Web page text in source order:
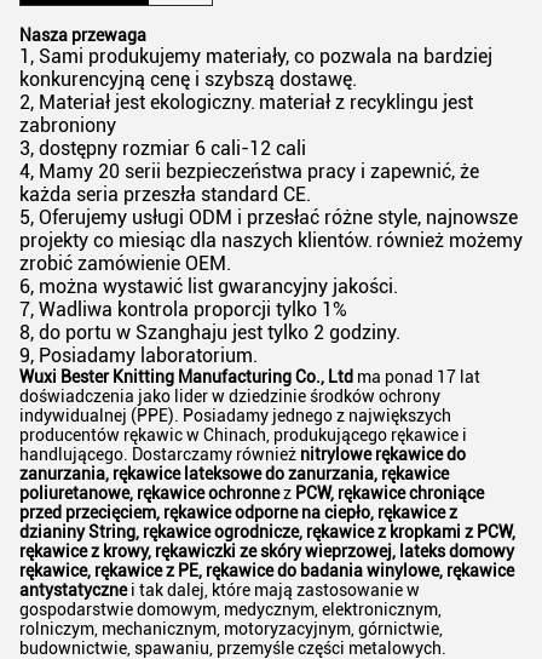
Nasza przewaga
1, Sami produkujemy materiały, co pozwala na bardziej
konkurencyjną cenę i szybszą dostawę.
2, Materiał jest ekologiczny. materiał z recyklingu jest
zabroniony
3, dostępny rozmiar 6 cali-12 cali
4, Mamy 20 serii bezpieczeństwa pracy i zapewnić, że
każda seria przeszła standard CE.
5, Oferujemy usługi ODM i przesłać różne style, najnowsze
projekty co miesiąc dla naszych klientów. również możemy
zrobić zamówienie OEM.
6, można wystawić list gwarancyjny jakości.
7, Wadliwa kontrola proporcji tylko 1%
8, do portu w Szanghaju jest tylko 2 godziny.
9, Posiadamy laboratorium.
Wuxi Bester Knitting Manufacturing Co., Ltd ma ponad 17 lat
doświadczenia jako lider w dziedzinie środków ochrony
indywidualnej (PPE). Posiadamy jednego z największych
producentów rękawic w Chinach, produkującego rękawice i
handlującego. Dostarczamy również nitrylowe rękawice do
zanurzania, rękawice lateksowe do zanurzania, rękawice
poliuretanowe, rękawice ochronnez PCW, rękawice chroniące
przed przecięciem, rękawice odporne na ciepło, rękawice z
dzianiny String, rękawice ogrodnicze, rękawice z kropkami z PCW,
rękawice z krowy, rękawiczki ze skóry wieprzowej, lateks domowy
rękawice, rękawice z PE, rękawice do badania winylowe, rękawice
antystatycznei tak dalej, które mają zastosowanie w
gospodarstwie domowym, medycznym, elektronicznym,
rolniczym, mechanicznym, motoryzacyjnym, górnictwie,
budownictwie, spawaniu, przemyśle części metalowych.